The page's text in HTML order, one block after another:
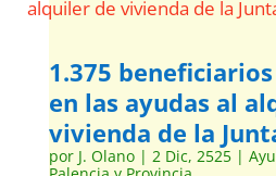
1.375
en las ayudas al
vivienda de la
por J. Olano| 2 Dic, 2525|